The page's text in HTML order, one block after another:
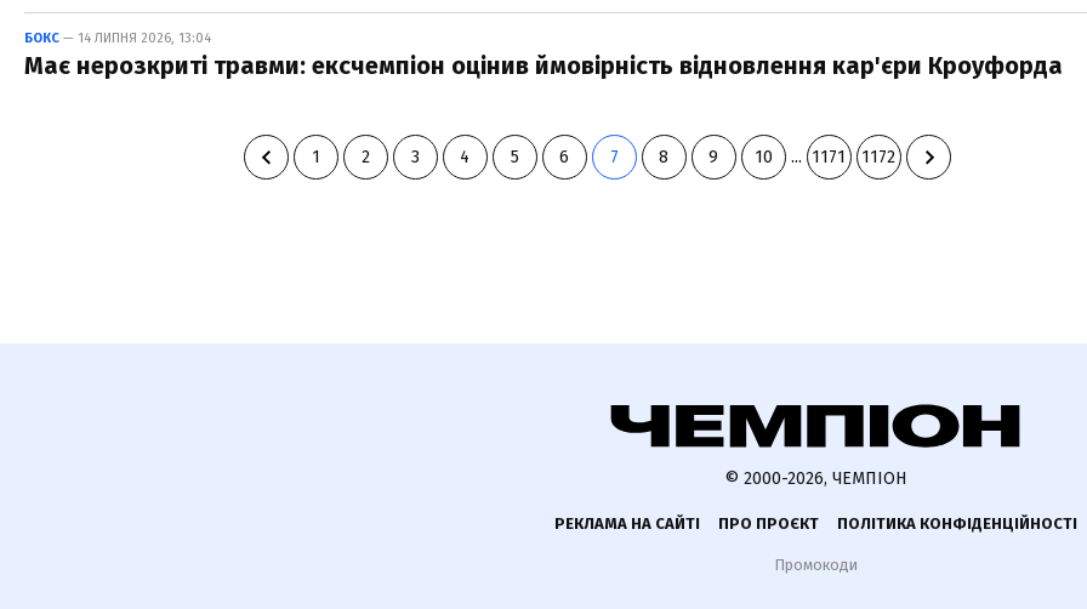
БОКС — 14 ЛИПНЯ 2026, 13:04
Має нерозкриті травми: ексчемпіон оцінив ймовірність відновлення кар'єри Кроуфорда
1 2 3 4 5 6 7 8 9 10 ... 1171 1172
© 2000-2026, ЧЕМПІОН
РЕКЛАМА НА САЙТІ ПРО ПРОЄКТ ПОЛІТИКА КОНФІДЕНЦІЙНОСТІ
Промокоди